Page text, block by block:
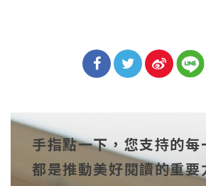
cebo
ok
witt
er
博
手指點一下，您支持的
都是推動美好閱讀的重要